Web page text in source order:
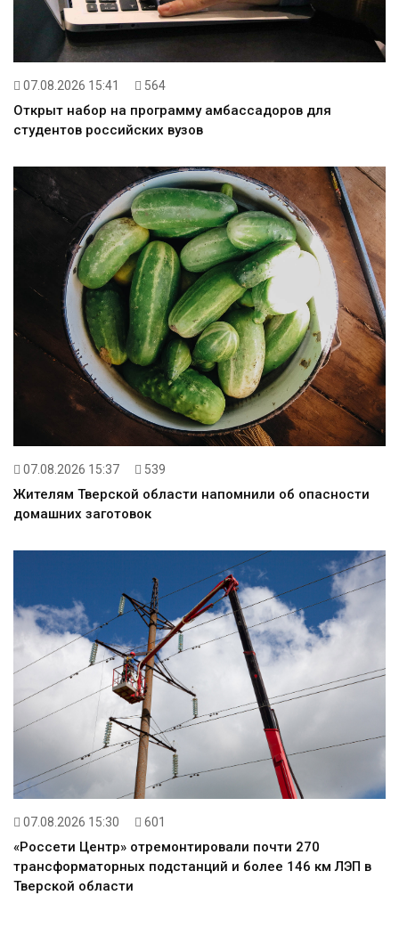
07.08.2026 15:41 564
Открыт набор на программу амбассадоров для
студентов российских вузов
07.08.2026 15:37 539
Жителям Тверской области напомнили об опасности
домашних заготовок
07.08.2026 15:30 601
«Россети Центр» отремонтировали почти 270
трансформаторных подстанций и более 146 км ЛЭП в
Тверской области